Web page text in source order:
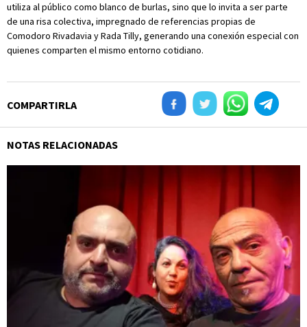
utiliza al público como blanco de burlas, sino que lo invita a ser parte
de una risa colectiva, impregnado de referencias propias de
Comodoro Rivadavia y Rada Tilly, generando una conexión especial con
quienes comparten el mismo entorno cotidiano.
COMPARTIRLA
NOTAS RELACIONADAS